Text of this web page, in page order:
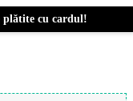
plătite cu cardul!